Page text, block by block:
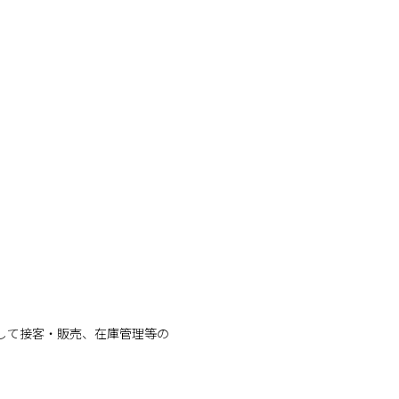
て接客・販売、在庫管理等の